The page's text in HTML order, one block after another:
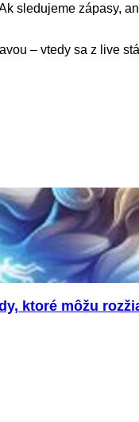
sledujeme zápasy,
– vtedy sa z live
ktoré môžu